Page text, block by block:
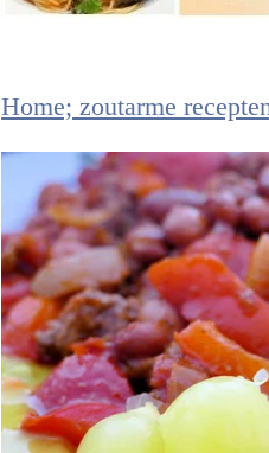
Home; zoutarme